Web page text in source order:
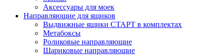
Аксессуары для моек
Направляющие для ящиков
Выдвижные ящики СТАРТ в комплектах
Метабоксы
Роликовые направляющие
Шариковые направляющие